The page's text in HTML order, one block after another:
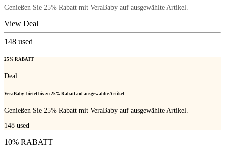
Genießen Sie 25% Rabatt mit VeraBaby auf ausgewählte Artikel.
View Deal
148 used
25% RABATT
Deal
VeraBaby bietet bis zu 25% Rabatt auf ausgewählte Artikel
Genießen Sie 25% Rabatt mit VeraBaby auf ausgewählte Artikel.
148 used
10% RABATT